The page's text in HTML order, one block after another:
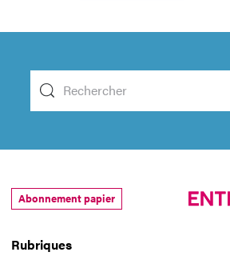
Rubriques
Abonnement papier